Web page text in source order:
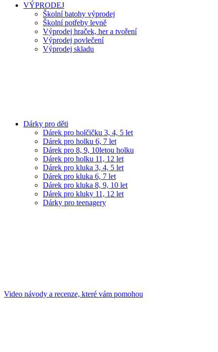
VÝPRODEJ
Školní batohy výprodej
Školní potřeby levně
Výprodej hraček, her a tvoření
Výprodej povlečení
Výprodej skladu
Dárky pro děti
Dárek pro holčičku 3, 4, 5 let
Dárek pro holku 6, 7 let
Dárek pro 8, 9, 10letou holku
Dárek pro holku 11, 12 let
Dárek pro kluka 3, 4, 5 let
Dárek pro kluka 6, 7 let
Dárek pro kluka 8, 9, 10 let
Dárek pro kluky 11, 12 let
Dárky pro teenagery
Video návody a recenze, které vám pomohou